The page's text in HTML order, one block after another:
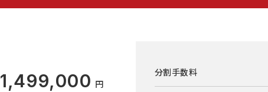
1,499,000 分割手数料